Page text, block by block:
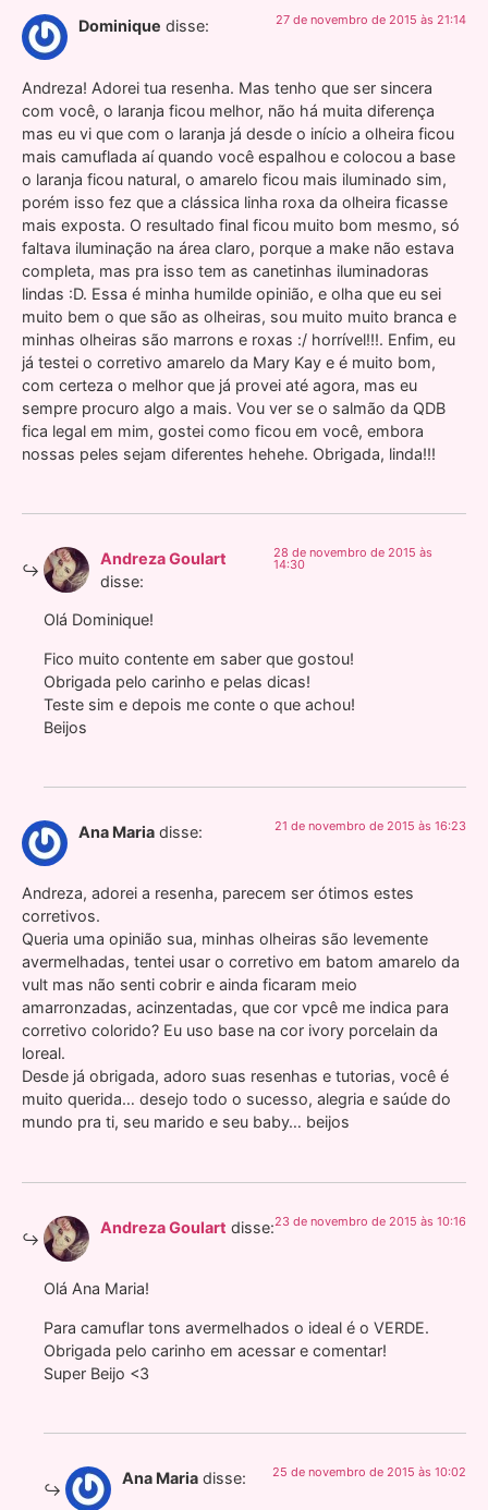
Dominique disse: 27 de novembro de 2015 às 21:14
Andreza! Adorei tua resenha. Mas tenho que ser sincera
com você, o laranja ficou melhor, não há muita diferença
mas eu vi que com o laranja já desde o início a olheira ficou
mais camuflada aí quando você espalhou e colocou a base
o laranja ficou natural, o amarelo ficou mais iluminado sim,
porém isso fez que a clássica linha roxa da olheira ficasse
mais exposta. O resultado final ficou muito bom mesmo, só
faltava iluminação na área claro, porque a make não estava
completa, mas pra isso tem as canetinhas iluminadoras
lindas :D. Essa é minha humilde opinião, e olha que eu sei
muito bem o que são as olheiras, sou muito muito branca e
minhas olheiras são marrons e roxas :/ horrível!!!. Enfim, eu
já testei o corretivo amarelo da Mary Kay e é muito bom,
com certeza o melhor que já provei até agora, mas eu
sempre procuro algo a mais. Vou ver se o salmão da QDB
fica legal em mim, gostei como ficou em você, embora
nossas peles sejam diferentes hehehe. Obrigada, linda!!!
Andreza Goulart
disse:
28 de novembro de 2015 às
14:30
Olá Dominique!
Fico muito contente em saber que gostou!
Obrigada pelo carinho e pelas dicas!
Teste sim e depois me conte o que achou!
Beijos
Ana Maria disse: 21 de novembro de 2015 às 16:23
Andreza, adorei a resenha, parecem ser ótimos estes
corretivos.
Queria uma opinião sua, minhas olheiras são levemente
avermelhadas, tentei usar o corretivo em batom amarelo da
vult mas não senti cobrir e ainda ficaram meio
amarronzadas, acinzentadas, que cor vpcê me indica para
corretivo colorido? Eu uso base na cor ivory porcelain da
loreal.
Desde já obrigada, adoro suas resenhas e tutorias, você é
muito querida… desejo todo o sucesso, alegria e saúde do
mundo pra ti, seu marido e seu baby… beijos
Andreza Goulart disse:23 de novembro de 2015 às 10:16
Olá Ana Maria!
Para camuflar tons avermelhados o ideal é o VERDE.
Obrigada pelo carinho em acessar e comentar!
Super Beijo <3
Ana Maria disse: 25 de novembro de 2015 às 10:02